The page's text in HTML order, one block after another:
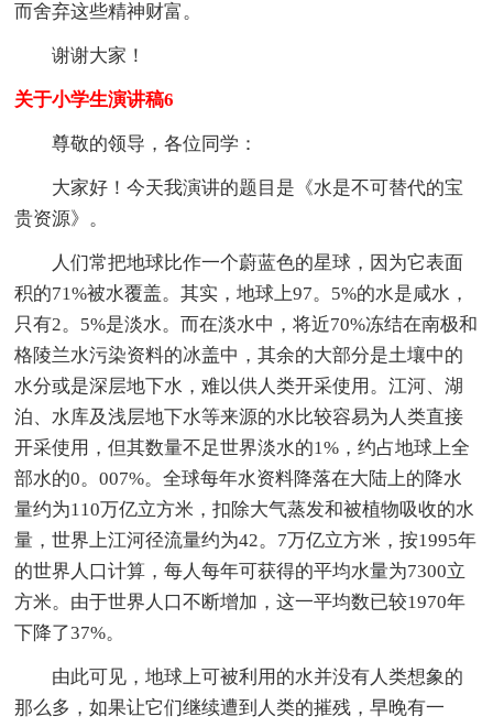
而舍弃这些精神财富。
谢谢大家！
关于小学生演讲稿6
尊敬的领导，各位同学：
大家好！今天我演讲的题目是《水是不可替代的宝
贵资源》。
人们常把地球比作一个蔚蓝色的星球，因为它表面
积的71%被水覆盖。其实，地球上97。5%的水是咸水，
只有2。5%是淡水。而在淡水中，将近70%冻结在南极和
格陵兰水污染资料的冰盖中，其余的大部分是土壤中的
水分或是深层地下水，难以供人类开采使用。江河、湖
泊、水库及浅层地下水等来源的水比较容易为人类直接
开采使用，但其数量不足世界淡水的1%，约占地球上全
部水的0。007%。全球每年水资料降落在大陆上的降水
量约为110万亿立方米，扣除大气蒸发和被植物吸收的水
量，世界上江河径流量约为42。7万亿立方米，按1995年
的世界人口计算，每人每年可获得的平均水量为7300立
方米。由于世界人口不断增加，这一平均数已较1970年
下降了37%。
由此可见，地球上可被利用的水并没有人类想象的
那么多，如果让它们继续遭到人类的摧残，早晚有一